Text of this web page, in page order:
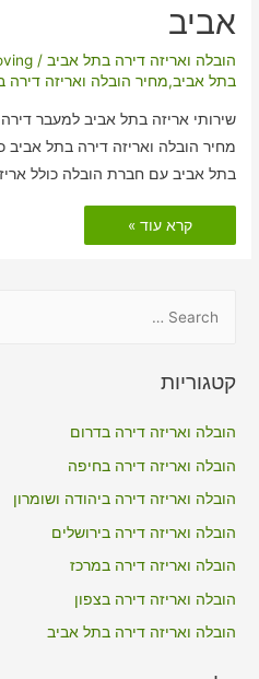
אביב
הובלה ואריזה דירה בתל אביב /
בתל אביב,מחיר הובלה ואריזה דירה
שירותי אריזה בתל אביב למעבר
בתל אביב עם חברת הובלה כולל
הובלות
דירה
כולל
קרא עוד »
r
o
r
:
קטגוריות
הובלה ואריזה דירה בדרום
הובלה ואריזה דירה בחיפה
הובלה ואריזה דירה ביהודה ושומרון
הובלה ואריזה דירה בירושלים
הובלה ואריזה דירה במרכז
הובלה ואריזה דירה בצפון
הובלה ואריזה דירה בתל אביב